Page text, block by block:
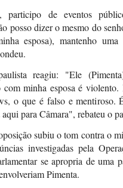
participo de eventos
posso dizer o mesmo do
esposa), mantenho
reagiu: "Ele
com minha esposa é
o que é falso e mentiroso.
para Câmara", rebateu o
subiu o tom contra o
investigadas pela
se apropria de uma
Pimenta.